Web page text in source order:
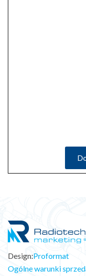
Design:Proformat
Ogólne warunki